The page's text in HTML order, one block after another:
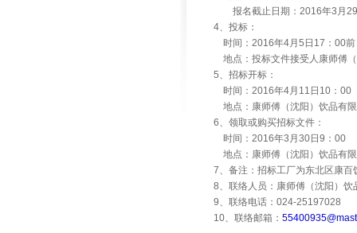
报名截止日期：2016年3月29
4、投标：
时间：2016年4月5日17：00前
地点：投标文件接受人康师傅
5、招标开标：
时间：2016年4月11日10：00
地点：康师傅（沈阳）饮品有
6、领取或购买招标文件：
时间：2016年3月30日9：00
地点：康师傅（沈阳）饮品有
7、备注：招标工厂为东北区康百
8、联络人员：康师傅（沈阳）饮
9、联络电话：024-25197028
10、联络邮箱：